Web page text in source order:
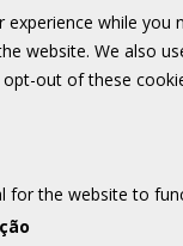
while
website. We also
out of these
for the website to